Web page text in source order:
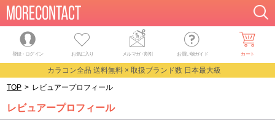
登録・ログイン お気に入り メルマガ・割引 お買い物ガイド カート
カラコン全品 送料無料 × 取扱ブランド数 日本最大級
TOP > レビュアープロフィール
レビュアープロフィール